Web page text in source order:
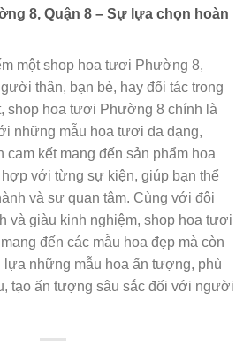
8, Quận 8 – Sự lựa chọn hoàn
một shop hoa tươi Phường 8,
thân, bạn bè, hay đối tác trong
shop hoa tươi Phường 8 chính là
những mẫu hoa tươi đa dạng,
cam kết mang đến sản phẩm hoa
với từng sự kiện, giúp bạn thể
và sự quan tâm. Cùng với đội
và giàu kinh nghiệm, shop hoa tươi
đến các mẫu hoa đẹp mà còn
lựa những mẫu hoa ấn tượng, phù
tạo ấn tượng sâu sắc đối với người